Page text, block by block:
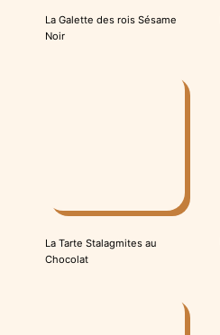
La Galette des rois Sésame
Noir
La Tarte Stalagmites au
Chocolat